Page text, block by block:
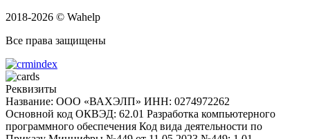
2018-2026 © Wahelp
Все права защищены
Реквизиты
Название: ООО «ВАХЭЛП» ИНН: 0274972262
Основной код ОКВЭД: 62.01 Разработка компьютерного
программного обеспечения Код вида деятельности по